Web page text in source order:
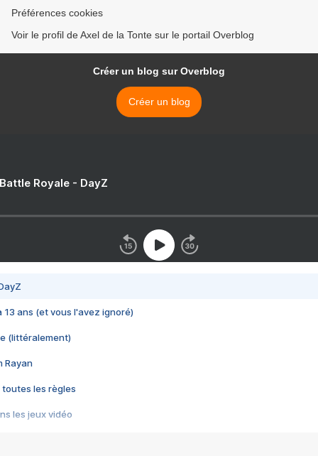
Préférences cookies
Voir le profil de Axel de la Tonte sur le portail Overblog
Créer un blog sur Overblog
Créer un blog
Royale - DayZ
13 ans (et vous l'avez ignoré)
(littéralement)
Rayan
toutes les règles
les jeux vidéo